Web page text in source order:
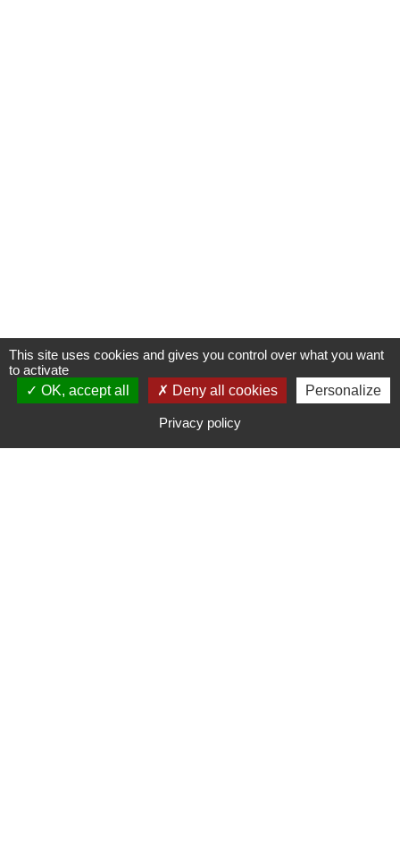
S'INSCRIRE À UNE FORMATION
This site uses cookies and gives you control over what you want
to activate
OK, accept all
Deny all cookies Personalize
Privacy policy